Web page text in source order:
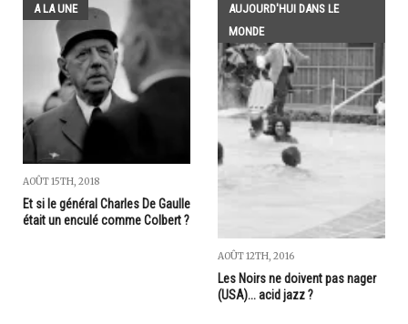
A LA UNE
AOÛT 15TH, 2018
Et si le général Charles De Gaulle
était un enculé comme Colbert ?
AUJOURD'HUI DANS LE
MONDE
AOÛT 12TH, 2016
Les Noirs ne doivent pas nager
(USA)... acid jazz ?